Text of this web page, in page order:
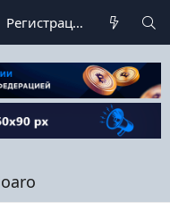
Регистрация